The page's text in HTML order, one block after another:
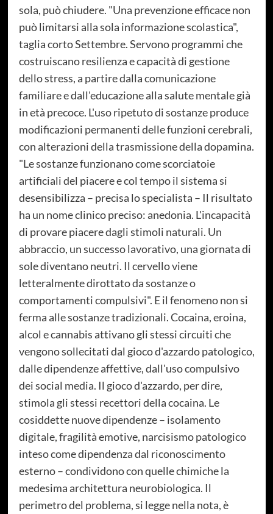
sola, può chiudere. "Una prevenzione efficace non
può limitarsi alla sola informazione scolastica",
taglia corto Settembre. Servono programmi che
costruiscano resilienza e capacità di gestione
dello stress, a partire dalla comunicazione
familiare e dall'educazione alla salute mentale già
in età precoce. L'uso ripetuto di sostanze produce
modificazioni permanenti delle funzioni cerebrali,
con alterazioni della trasmissione della dopamina.
"Le sostanze funzionano come scorciatoie
artificiali del piacere e col tempo il sistema si
desensibilizza – precisa lo specialista – Il risultato
ha un nome clinico preciso: anedonia. L'incapacità
di provare piacere dagli stimoli naturali. Un
abbraccio, un successo lavorativo, una giornata di
sole diventano neutri. Il cervello viene
letteralmente dirottato da sostanze o
comportamenti compulsivi". E il fenomeno non si
ferma alle sostanze tradizionali. Cocaina, eroina,
alcol e cannabis attivano gli stessi circuiti che
vengono sollecitati dal gioco d'azzardo patologico,
dalle dipendenze affettive, dall'uso compulsivo
dei social media. Il gioco d'azzardo, per dire,
stimola gli stessi recettori della cocaina. Le
cosiddette nuove dipendenze – isolamento
digitale, fragilità emotive, narcisismo patologico
inteso come dipendenza dal riconoscimento
esterno – condividono con quelle chimiche la
medesima architettura neurobiologica. Il
perimetro del problema, si legge nella nota, è